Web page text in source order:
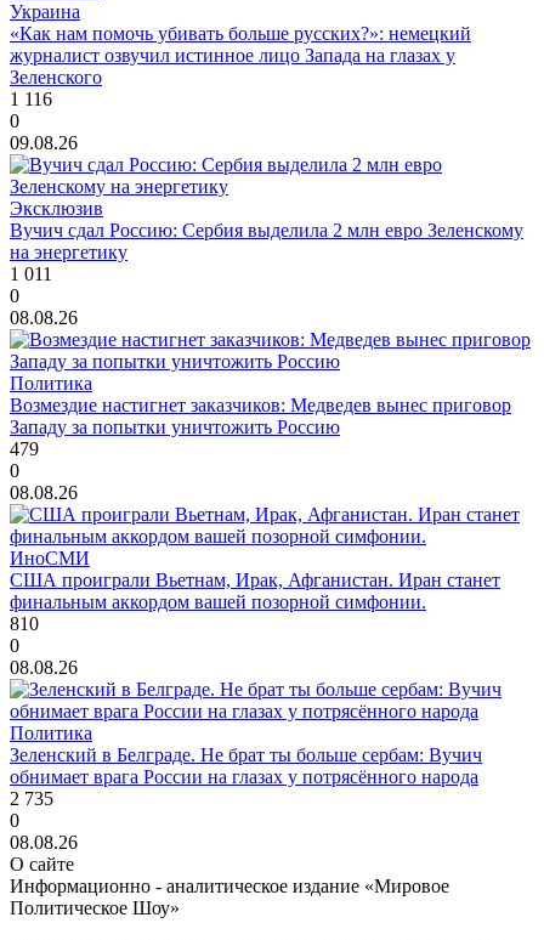
Украина
«Как нам помочь убивать больше русских?»: немецкий
журналист озвучил истинное лицо Запада на глазах у
Зеленского
1 116
0
09.08.26
Эксклюзив
Вучич сдал Россию: Сербия выделила 2 млн евро Зеленскому
на энергетику
1 011
0
08.08.26
Политика
Возмездие настигнет заказчиков: Медведев вынес приговор
Западу за попытки уничтожить Россию
479
0
08.08.26
ИноСМИ
США проиграли Вьетнам, Ирак, Афганистан. Иран станет
финальным аккордом вашей позорной симфонии.
810
0
08.08.26
Политика
Зеленский в Белграде. Не брат ты больше сербам: Вучич
обнимает врага России на глазах у потрясённого народа
2 735
0
08.08.26
О сайте
Информационно - аналитическое издание «Мировое
Политическое Шоу»